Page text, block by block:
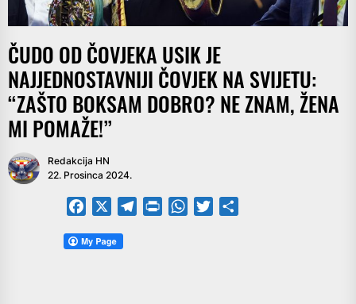
ČUDO OD ČOVJEKA USIK JE
NAJJEDNOSTAVNIJI ČOVJEK NA SVIJETU:
“ZAŠTO BOKSAM DOBRO? NE ZNAM, ŽENA
MI POMAŽE!”
Redakcija HN
22. Prosinca 2024.
Facebook TelegramPrintFriendly
WhatsApp
Twitter